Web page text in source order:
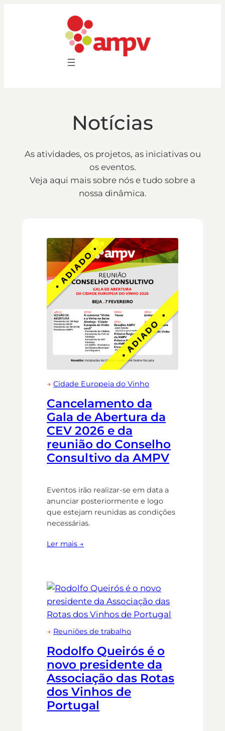
Notícias
As atividades, os projetos, as iniciativas ou
os eventos.
Veja aqui mais sobre nós e tudo sobre a
nossa dinâmica.
→Cidade Europeia do Vinho
Cancelamento da
Gala de Abertura da
CEV 2026 e da
reunião do Conselho
Consultivo da AMPV
Eventos irão realizar-se em data a
anunciar posteriormente e logo
que estejam reunidas as condições
necessárias.
Ler mais →
→ Reuniões de trabalho
Rodolfo Queirós é o
novo presidente da
Associação das Rotas
dos Vinhos de
Portugal